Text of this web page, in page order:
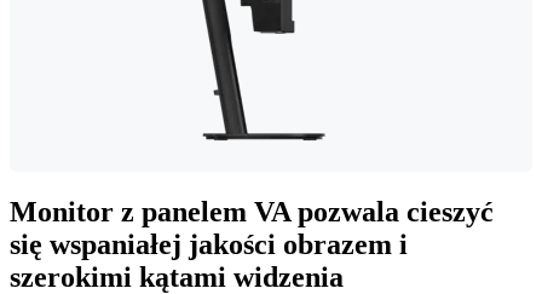
Monitor z panelem VA pozwala cieszyć
się wspaniałej jakości obrazem i
szerokimi kątami widzenia